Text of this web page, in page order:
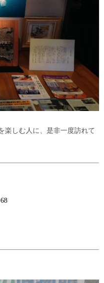
楽しむ人に、是非一度訪れて